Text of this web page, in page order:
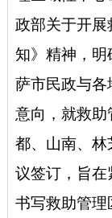
政部关于开展
知》精神，明
萨市民政与各
意向，就救助
都、山南、林
议签订，旨在
书写救助管理